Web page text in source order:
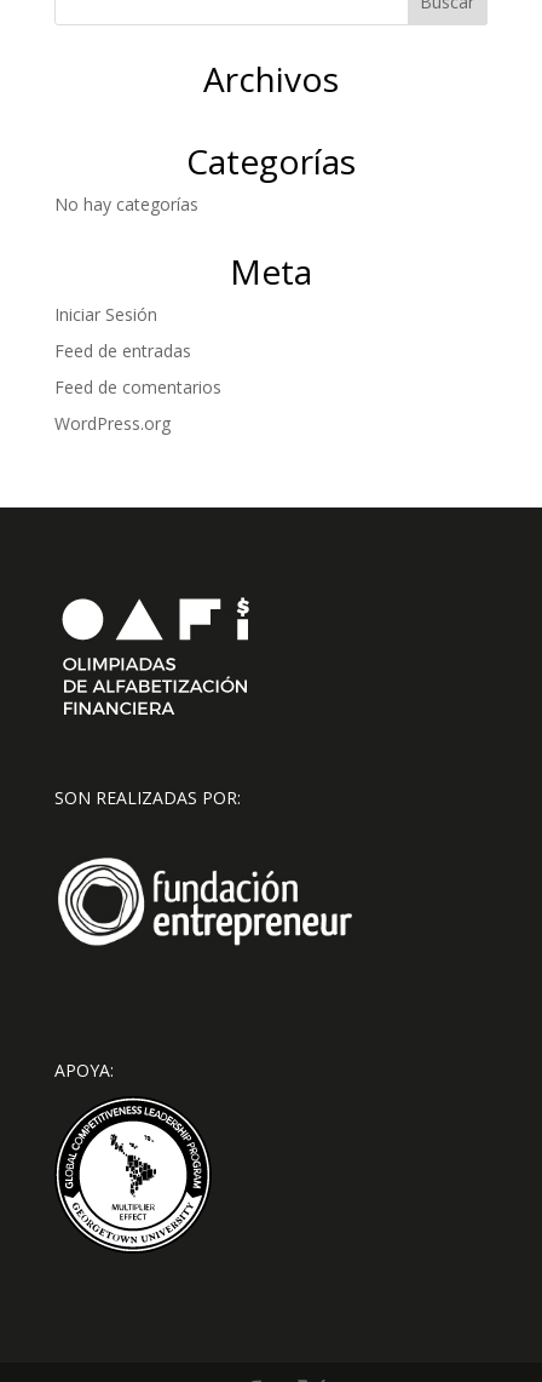
Archivos
Categorías
No hay categorías
Meta
Iniciar Sesión
Feed de entradas
Feed de comentarios
WordPress.org
SON REALIZADAS POR:
APOYA: